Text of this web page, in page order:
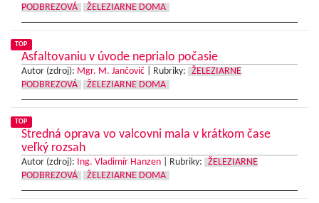
PODBREZOVÁ
ŽELEZIARNE DOMA
TOP
Asfaltovaniu v úvode neprialo počasie
Autor (zdroj): Mgr. M. Jančovič Rubriky:
ŽELEZIARNE
PODBREZOVÁ
ŽELEZIARNE DOMA
TOP
Stredná oprava vo valcovni mala v krátkom čase
veľký rozsah
Autor (zdroj): Ing. Vladimír Hanzen Rubriky:
ŽELEZIARNE
PODBREZOVÁ
ŽELEZIARNE DOMA